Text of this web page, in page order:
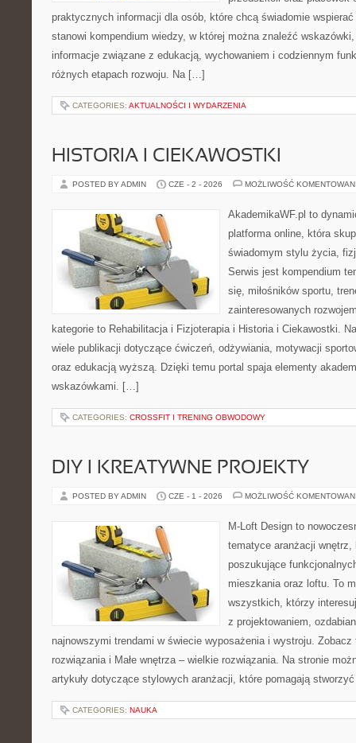
praktycznych informacji dla osób, które chcą świadomie
stanowi kompendium wiedzy, w której można znaleźć
informacje związane z edukacją, wychowaniem i codziennym
różnych etapach rozwoju. Na […]
CATEGORIES: AKTUALNOŚCI I WYDARZENIA
HISTORIA I CIEKAWOSTKI
POSTED BY ADMIN CZE - 2 - 2026 MOŻLIWOŚĆ
AkademikaWF.pl to
platforma online, która
świadomym stylu życia,
Serwis jest kompendium
się, miłośników sportu,
zainteresowanych
kategorie to Rehabilitacja i Fizjoterapia i Historia i Ciekawostki.
wiele publikacji dotyczące ćwiczeń, odżywiania, motywacji
oraz edukacją wyższą. Dzięki temu portal spaja elementy
wskazówkami. […]
CATEGORIES: CROSSFIT I TRENING OBWODOWY
DIY I KREATYWNE PROJEKTY
POSTED BY ADMIN CZE - 1 - 2026 MOŻLIWOŚĆ
M-Loft Design to
tematyce aranżacji
poszukujące
mieszkania oraz loftu. To
wszystkich, którzy
z projektowaniem,
najnowszymi trendami w świecie wyposażenia i wystroju. Zobacz
rozwiązania i Małe wnętrza – wielkie rozwiązania. Na stronie
artykuły dotyczące stylowych aranżacji, które pomagają
CATEGORIES: NAUKA